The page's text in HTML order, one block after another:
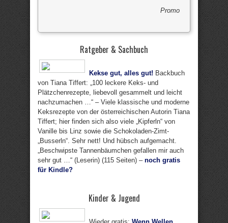
Promo
Ratgeber & Sachbuch
Kekse gut, alles gut! Backbuch
von Tiana Tiffert: „100 leckere Keks- und
Plätzchenrezepte, liebevoll gesammelt und leicht
nachzumachen …“ – Viele klassische und moderne
Keksrezepte von der österreichischen Autorin Tiana
Tiffert; hier finden sich also viele „Kipferln“ von
Vanille bis Linz sowie die Schokoladen-Zimt-
„Busserln“. Sehr nett! Und hübsch aufgemacht.
„Beschwipste Tannenbäumchen gefallen mir auch
sehr gut …“ (Leserin) (115 Seiten) – noch gratis
für Kindle?
Kinder & Jugend